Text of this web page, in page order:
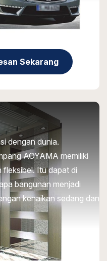
Sekarang
dengan dunia.
AOYAMA memiliki
fleksibel. Itu dapat di
bangunan menjadi
kenaikan sedang dan